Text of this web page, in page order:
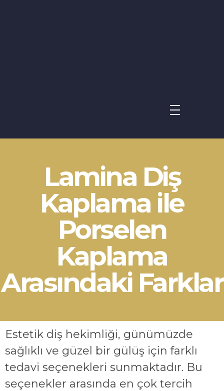
Lamina Diş
Kaplama ile
Porselen
Kaplama
Arasındaki Farklar
Estetik diş hekimliği, günümüzde
sağlıklı ve güzel bir gülüş için farklı
tedavi seçenekleri sunmaktadır. Bu
seçenekler arasında en çok tercih